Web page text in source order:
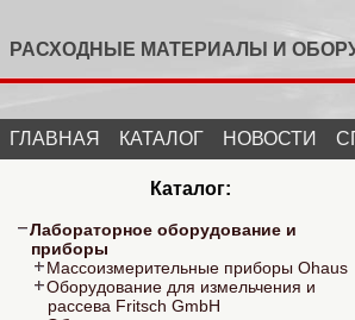
РАСХОДНЫЕ МАТЕРИАЛЫ И
ГЛАВНАЯ КАТАЛОГ НОВОСТИ
Каталог:
Лабораторное оборудование и
приборы
Массоизмерительные приборы Ohaus
Оборудование для измельчения и
рассева Fritsch GmbH